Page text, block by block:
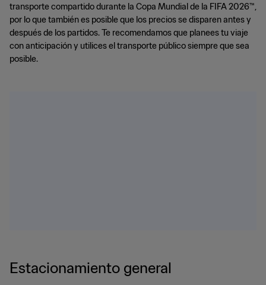
transporte compartido durante la Copa Mundial de la FIFA 2026™,
por lo que también es posible que los precios se disparen antes y
después de los partidos. Te recomendamos que planees tu viaje
con anticipación y utilices el transporte público siempre que sea
posible.
Estacionamiento general